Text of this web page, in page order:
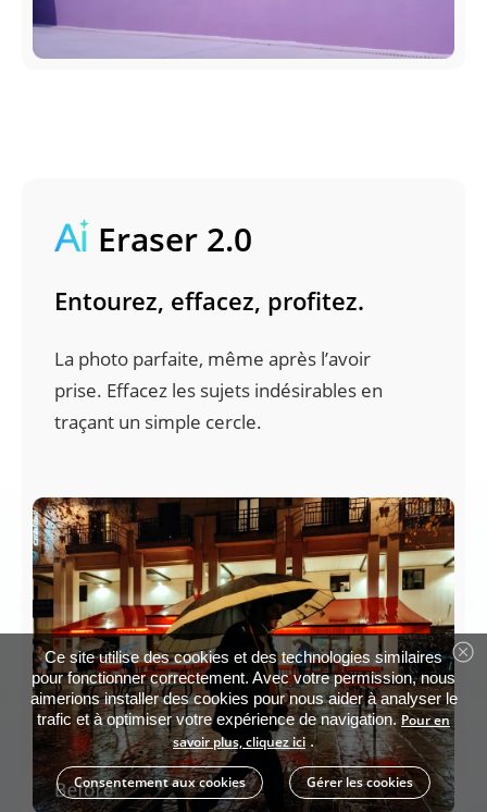
La photo parfaite, même après l’avoir
prise. Effacez les sujets indésirables en
traçant un simple cercle.
Entourez, effacez, profitez.
Eraser 2.0
Ce site utilise des cookies et des technologies similaires
pour fonctionner correctement. Avec votre permission, nous
aimerions installer des cookies pour nous aider à analyser le
trafic et à optimiser votre expérience de navigation.Pour en
savoir plus, cliquez ici.
Consentement aux cookies Gérer les cookies